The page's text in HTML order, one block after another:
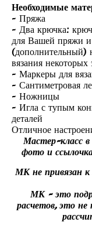
Необходимые
- Пряжа
- Два крючка:
для Вашей пряжи
(дополнительный)
вязания некоторых
- Маркеры для
- Сантиметровая
- Ножницы
- Игла с тупым
деталей
Отличное
Мастер-класс
фото и
МК не привязан
МК - это
расчетов, это